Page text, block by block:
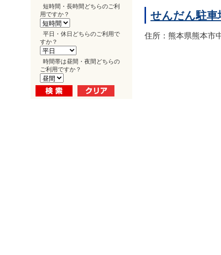
短時間・長時間どちらのご利
用ですか？
平日・休日どちらのご利用で
すか？
時間帯は昼間・夜間どちらの
ご利用ですか？
せんだん駐車
住所：熊本県熊本市